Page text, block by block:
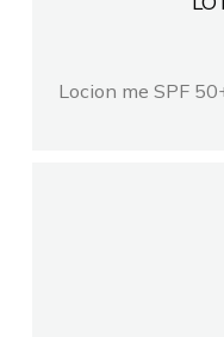
Locion me SPF